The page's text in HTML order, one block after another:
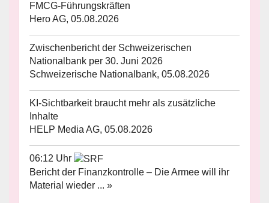
FMCG-Führungskräften
Hero AG, 05.08.2026
Zwischenbericht der Schweizerischen
Nationalbank per 30. Juni 2026
Schweizerische Nationalbank, 05.08.2026
KI-Sichtbarkeit braucht mehr als zusätzliche
Inhalte
HELP Media AG, 05.08.2026
06:12 Uhr
Bericht der Finanzkontrolle – Die Armee will ihr
Material wieder ... »